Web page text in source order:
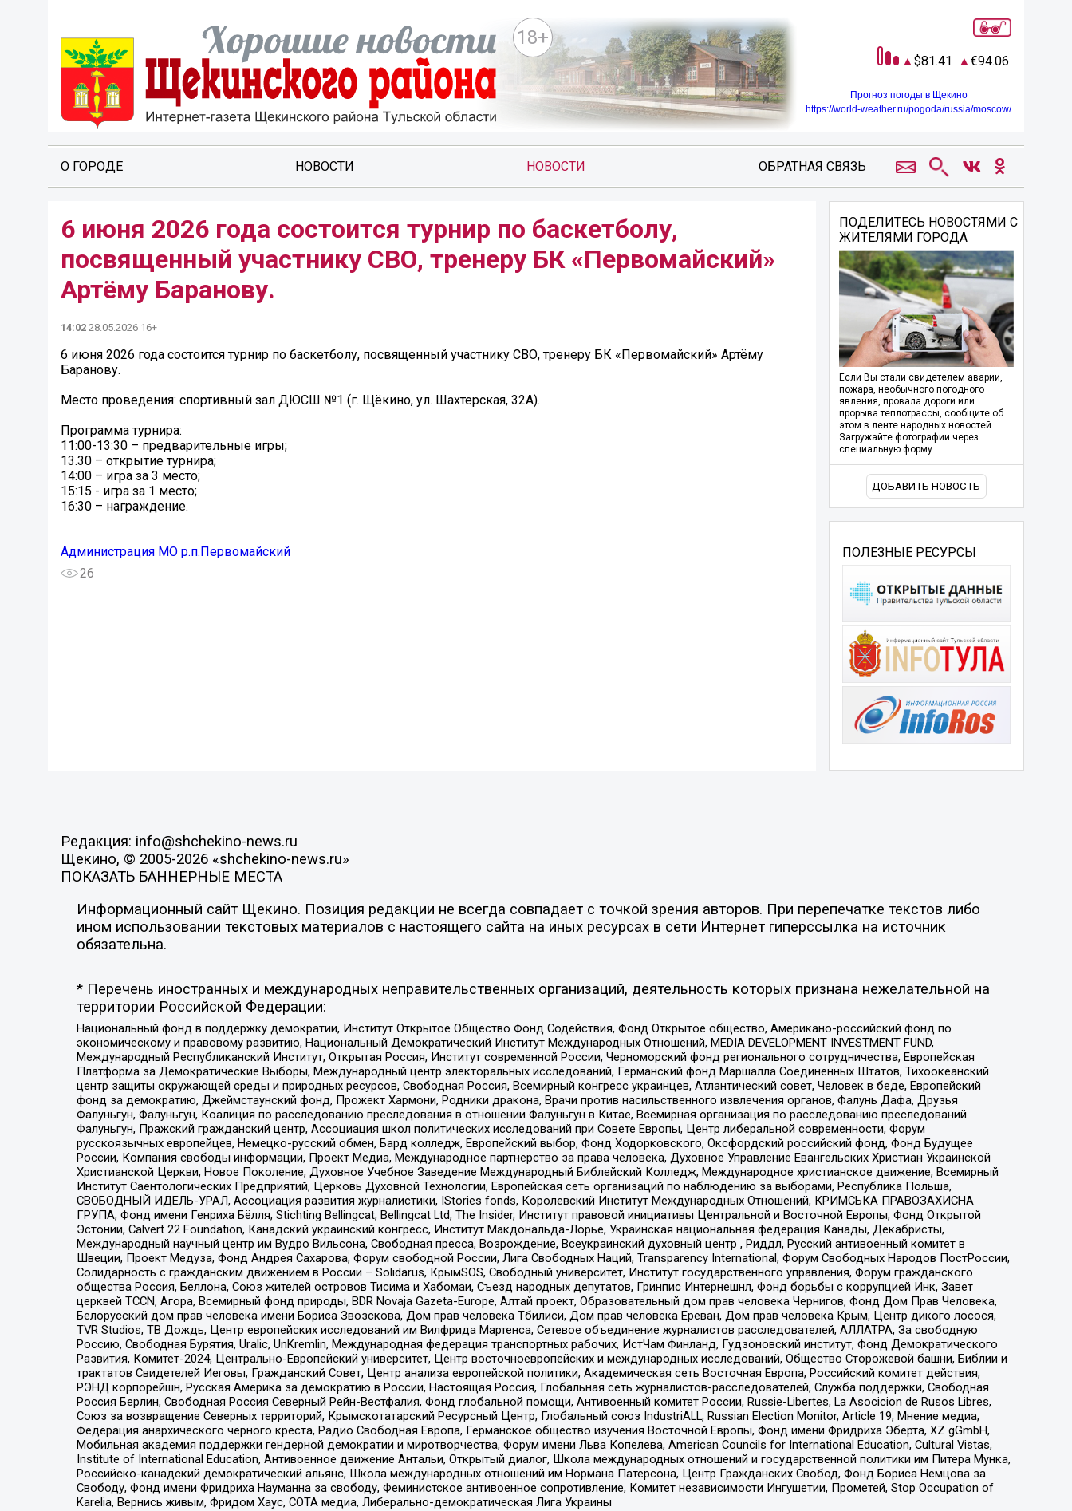
18+
81.41 94.06
Прогноз погоды в Щекино
https://world-weather.ru/pogoda/russia/moscow/
О ГОРОДЕ НОВОСТИ НОВОСТИ ОБРАТНАЯ СВЯЗЬ
6 июня 2026 года состоится турнир по баскетболу,
посвященный участнику СВО, тренеру БК «Первомайский»
Артёму Баранову.
14:02 28.05.2026 16+
6 июня 2026 года состоится турнир по баскетболу, посвященный участнику СВО, тренеру БК «Первомайский» Артёму
Баранову.
Место проведения: спортивный зал ДЮСШ №1 (г. Щёкино, ул. Шахтерская, 32А).
Программа турнира:
11:00-13:30 – предварительные игры;
13.30 – открытие турнира;
14:00 – игра за 3 место;
15:15 - игра за 1 место;
16:30 – награждение.
Администрация МО р.п.Первомайский
26
ПОДЕЛИТЕСЬ НОВОСТЯМИ С
ЖИТЕЛЯМИ ГОРОДА
Если Вы стали свидетелем аварии,
пожара, необычного погодного
явления, провала дороги или
прорыва теплотрассы, сообщите об
этом в ленте народных новостей.
Загружайте фотографии через
специальную форму.
ДОБАВИТЬ НОВОСТЬ
ПОЛЕЗНЫЕ РЕСУРСЫ
Редакция: info@shchekino-news.ru
Щекино, © 2005-2026 «shchekino-news.ru»
ПОКАЗАТЬ БАННЕРНЫЕ МЕСТА
Информационный сайт Щекино. Позиция редакции не всегда совпадает с точкой зрения авторов. При перепечатке текстов либо
ином использовании текстовых материалов с настоящего сайта на иных ресурсах в сети Интернет гиперссылка на источник
обязательна.
* Перечень иностранных и международных неправительственных организаций, деятельность которых признана нежелательной на
территории Российской Федерации:
Национальный фонд в поддержку демократии, Институт Открытое Общество Фонд Содействия, Фонд Открытое общество, Американо-российский фонд по
экономическому и правовому развитию, Национальный Демократический Институт Международных Отношений, MEDIA DEVELOPMENT INVESTMENT FUND,
Международный Республиканский Институт, Открытая Россия, Институт современной России, Черноморский фонд регионального сотрудничества, Европейская
Платформа за Демократические Выборы, Международный центр электоральных исследований, Германский фонд Маршалла Соединенных Штатов, Тихоокеанский
центр защиты окружающей среды и природных ресурсов, Свободная Россия, Всемирный конгресс украинцев, Атлантический совет, Человек в беде, Европейский
фонд за демократию, Джеймстаунский фонд, Прожект Хармони, Родники дракона, Врачи против насильственного извлечения органов, Фалунь Дафа, Друзья
Фалуньгун, Фалуньгун, Коалиция по расследованию преследования в отношении Фалуньгун в Китае, Всемирная организация по расследованию преследований
Фалуньгун, Пражский гражданский центр, Ассоциация школ политических исследований при Совете Европы, Центр либеральной современности, Форум
русскоязычных европейцев, Немецко-русский обмен, Бард колледж, Европейский выбор, Фонд Ходорковского, Оксфордский российский фонд, Фонд Будущее
России, Компания свободы информации, Проект Медиа, Международное партнерство за права человека, Духовное Управление Евангельских Христиан Украинской
Христианской Церкви, Новое Поколение, Духовное Учебное Заведение Международный Библейский Колледж, Международное христианское движение, Всемирный
Институт Саентологических Предприятий, Церковь Духовной Технологии, Европейская сеть организаций по наблюдению за выборами, Республика Польша,
СВОБОДНЫЙ ИДЕЛЬ-УРАЛ, Ассоциация развития журналистики, IStories fonds, Королевский Институт Международных Отношений, КРИМСЬКА ПРАВОЗАХИСНА
ГРУПА, Фонд имени Генриха Бёлля, Stichting Bellingcat, Bellingcat Ltd, The Insider, Институт правовой инициативы Центральной и Восточной Европы, Фонд Открытой
Эстонии, Calvert 22 Foundation, Канадский украинский конгресс, Институт Макдональда-Лорье, Украинская национальная федерация Канады, Декабристы,
Международный научный центр им Вудро Вильсона, Свободная пресса, Возрождение, Всеукраинский духовный центр , Риддл, Русский антивоенный комитет в
Швеции, Проект Медуза, Фонд Андрея Сахарова, Форум свободной России, Лига Свободных Наций, Transparеncy International, Форум Свободных Народов ПостРоссии,
Солидарность с гражданским движением в России – Solidarus, КрымSOS, Свободный университет, Институт государственного управления, Форум гражданского
общества Россия, Беллона, Союз жителей островов Тисима и Хабомаи, Съезд народных депутатов, Гринпис Интернешнл, Фонд борьбы с коррупцией Инк, Завет
церквей TCCN, Агора, Всемирный фонд природы, BDR Novaja Gazeta-Europe, Алтай проект, Образовательный дом прав человека Чернигов, Фонд Дом Прав Человека,
Белорусский дом прав человека имени Бориса Звозскова, Дом прав человека Тбилиси, Дом прав человека Ереван, Дом прав человека Крым, Центр дикого лосося,
TVR Studios, ТВ Дождь, Центр европейских исследований им Вилфрида Мартенса, Сетевое объединение журналистов расследователей, АЛЛАТРА, За свободную
Россию, Свободная Бурятия, Uralic, UnKremlin, Международная федерация транспортных рабочих, ИстЧам Финланд, Гудзоновский институт, Фонд Демократического
Развития, Комитет-2024, Центрально-Европейский университет, Центр восточноевропейских и международных исследований, Общество Сторожевой башни, Библии и
трактатов Свидетелей Иеговы, Гражданский Совет, Центр анализа европейской политики, Академическая сеть Восточная Европа, Российский комитет действия,
РЭНД корпорейшн, Русская Америка за демократию в России, Настоящая Россия, Глобальная сеть журналистов-расследователей, Служба поддержки, Свободная
Россия Берлин, Свободная Россия Северный Рейн-Вестфалия, Фонд глобальной помощи, Антивоенный комитет России, Russie-Libertes, La Asocicion de Rusos Libres,
Союз за возвращение Северных территорий, Крымскотатарский Ресурсный Центр, Глобальный союз IndustriALL, Russian Election Monitor, Article 19, Мнение медиа,
Федерация анархического черного креста, Радио Свободная Европа, Германское общество изучения Восточной Европы, Фонд имени Фридриха Эберта, XZ gGmbH,
Мобильная академия поддержки гендерной демократии и миротворчества, Форум имени Льва Копелева, American Councils for International Education, Cultural Vistas,
Institute of International Education, Антивоенное движение Антальи, Открытый диалог, Школа международных отношений и государственной политики им Питера Мунка,
Российско-канадский демократический альянс, Школа международных отношений им Нормана Патерсона, Центр Гражданских Свобод, Фонд Бориса Немцова за
Свободу, Фонд имени Фридриха Науманна за свободу, Феминистское антивоенное сопротивление, Комитет независимости Ингушетии, Прометей, Stop Occupation of
Karelia, Вернись живым, Фридом Хаус, СОТА медиа, Либерально-демократическая Лига Украины